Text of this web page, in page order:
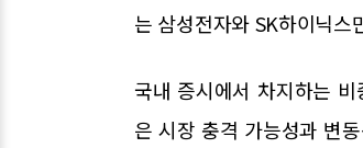
는 삼성전자와 SK하이닉스
국내 증시에서 차지하는
은 시장 충격 가능성과 변